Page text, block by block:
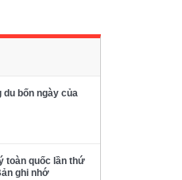
bốn ngày của
toàn quốc lần thứ
ghi nhớ